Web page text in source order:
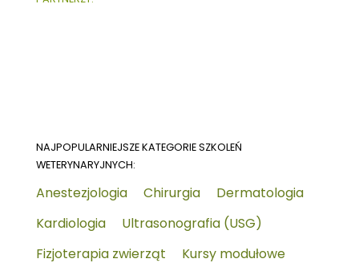
NAJPOPULARNIEJSZE KATEGORIE SZKOLEŃ
WETERYNARYJNYCH:
Anestezjologia Chirurgia
Dermatologia
Kardiologia
Ultrasonografia (USG)
Fizjoterapia zwierząt
Kursy modułowe